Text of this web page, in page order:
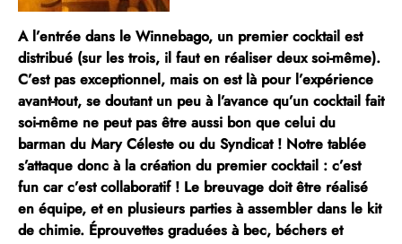
A l’entrée dans le Winnebago, un premier cocktail est
distribué (sur les trois, il faut en réaliser deux soi-même).
C’est pas exceptionnel, mais on est là pour l’expérience
avant-tout, se doutant un peu à l’avance qu’un cocktail fait
soi-même ne peut pas être aussi bon que celui du
barman du Mary Céleste ou du Syndicat ! Notre tablée
s’attaque donc à la création du premier cocktail : c’est
fun car c’est collaboratif ! Le breuvage doit être réalisé
en équipe, et en plusieurs parties à assembler dans le kit
de chimie. Éprouvettes graduées à bec, béchers et